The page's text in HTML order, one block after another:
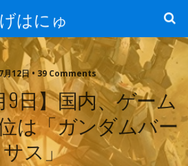
げはにゅ
月12日 • 39 Comments
9日】国内、ゲーム
は「ガンダムバー
サス」